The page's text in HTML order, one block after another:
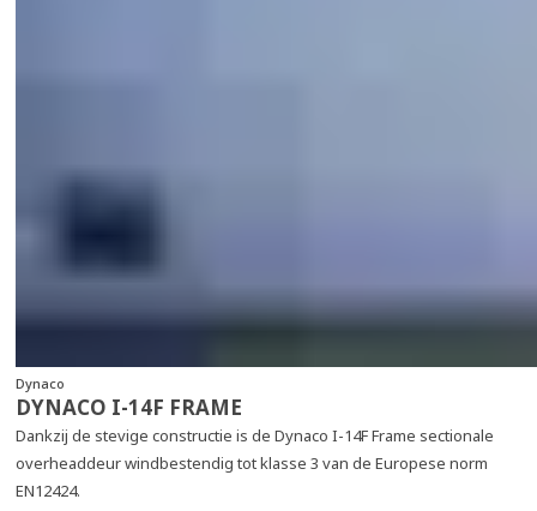
Dynaco
DYNACO I-14F FRAME
Dankzij de stevige constructie is de Dynaco I-14F Frame sectionale
overheaddeur windbestendig tot klasse 3 van de Europese norm
EN12424.